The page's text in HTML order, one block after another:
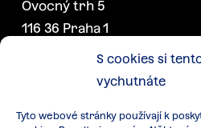
S cookies si
vychutnáte
Tyto webové stránky používají k
Ovocný trh 5
116 36 Praha 1
DALŠÍ PROJEKTY SK RVŠ
Konference akademických